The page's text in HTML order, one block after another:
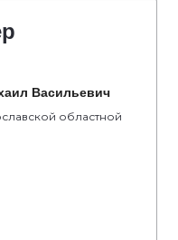
Васильевич
областной